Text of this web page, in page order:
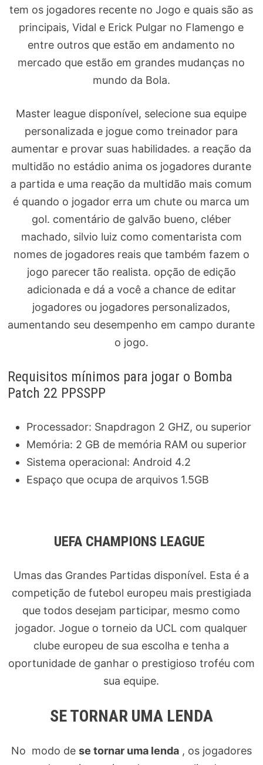
tem os jogadores recente no Jogo e quais são as
principais, Vidal e Erick Pulgar no Flamengo e
entre outros que estão em andamento no
mercado que estão em grandes mudanças no
mundo da Bola.
Master league disponível, selecione sua equipe
personalizada e jogue como treinador para
aumentar e provar suas habilidades. a reação da
multidão no estádio anima os jogadores durante
a partida e uma reação da multidão mais comum
é quando o jogador erra um chute ou marca um
gol. comentário de galvão bueno, cléber
machado, silvio luiz como comentarista com
nomes de jogadores reais que também fazem o
jogo parecer tão realista. opção de edição
adicionada e dá a você a chance de editar
jogadores ou jogadores personalizados,
aumentando seu desempenho em campo durante
o jogo.
Requisitos mínimos para jogar o Bomba
Patch 22 PPSSPP
Processador: Snapdragon 2 GHZ, ou superior
Memória: 2 GB de memória RAM ou superior
Sistema operacional: Android 4.2
Espaço que ocupa de arquivos 1.5GB
UEFA CHAMPIONS LEAGUE
Umas das Grandes Partidas disponível. Esta é a
competição de futebol europeu mais prestigiada
que todos desejam participar, mesmo como
jogador. Jogue o torneio da UCL com qualquer
clube europeu de sua escolha e tenha a
oportunidade de ganhar o prestigioso troféu com
sua equipe.
SE TORNAR UMA LENDA
No modo de se tornar uma lenda, os jogadores